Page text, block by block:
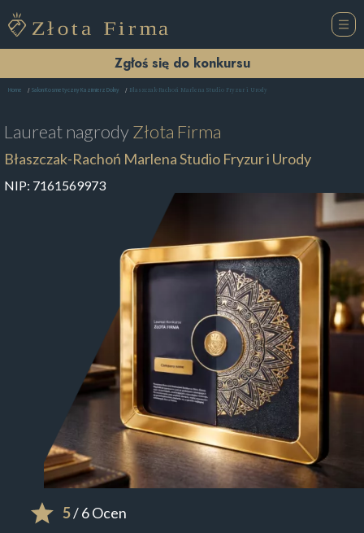
Zgłoś się do konkursu
Home Salon Kosmetyczny Kazimierz Dolny Błaszczak-Rachoń Marlena Studio Fryzur i Urody
Laureat nagrodyZłota Firma
Błaszczak-Rachoń Marlena Studio Fryzur i Urody
NIP: 7161569973
5/ 6 Ocen